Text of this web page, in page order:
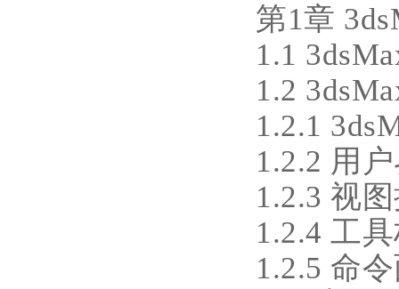
第1章
1.1
1.2
1.2.1
1.2.2 用
1.2.3 视
1.2.4 工
1.2.5 命